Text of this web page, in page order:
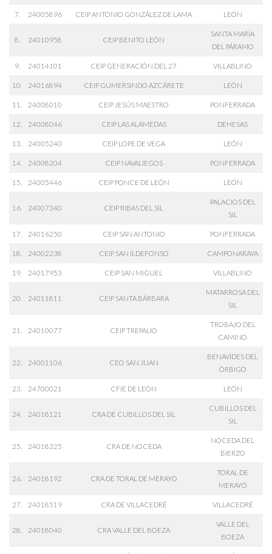
7. 24005896 CEIP ANTONIO GONZÁLEZ DE LAMA LEÓN
8. 24010958 CEIP BENITO LEÓN
SANTA MARÍA
DEL PÁRAMO
9. 24014101 CEIP GENERACIÓN DEL 27 VILLABLINO
10. 24016894 CEIP GUMERSINDO AZCÁRETE LEÓN
11. 24008010 CEIP JESÚS MAESTRO PONFERRADA
12. 24008046 CEIP LAS ALAMEDAS DEHESAS
13. 24005240 CEIP LOPE DE VEGA LEÓN
14. 24008204 CEIP NAVALIEGOS PONFERRADA
15. 24005446 CEIP PONCE DE LEÓN LEÓN
16. 24007340 CEIP RIBAS DEL SIL
PALACIOS DEL
SIL
17. 24016250 CEIP SAN ANTONIO PONFERRADA
18. 24002238 CEIP SAN ILDEFONSO CAMPONARAYA
19. 24017953 CEIP SAN MIGUEL VILLABLINO
20. 24011811 CEIP SANTA BÁRBARA
MATARROSA DEL
SIL
21. 24010077 CEIP TREPALIO
TROBAJO DEL
CAMINO
22. 24001106 CEO SAN JUAN
BENAVIDES DEL
ÓRBIGO
23. 24700021 CFIE DE LEÓN LEÓN
24. 24018121 CRA DE CUBILLOS DEL SIL
CUBILLOS DEL
SIL
25. 24018325 CRA DE NOCEDA
NOCEDA DEL
BIERZO
26. 24018192 CRA DE TORAL DE MERAYO
TORAL DE
MERAYO
27. 24018519 CRA DE VILLACEDRÉ VILLACEDRÉ
28. 24018040 CRA VALLE DEL BOEZA
VALLE DEL
BOEZA